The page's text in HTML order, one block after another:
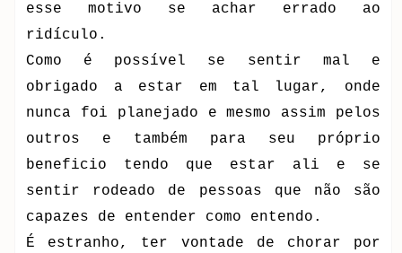
esse motivo se achar errado ao
ridículo.
Como é possível se sentir mal e
obrigado a estar em tal lugar, onde
nunca foi planejado e mesmo assim pelos
outros e também para seu próprio
beneficio tendo que estar ali e se
sentir rodeado de pessoas que não são
capazes de entender como entendo.
É estranho, ter vontade de chorar por